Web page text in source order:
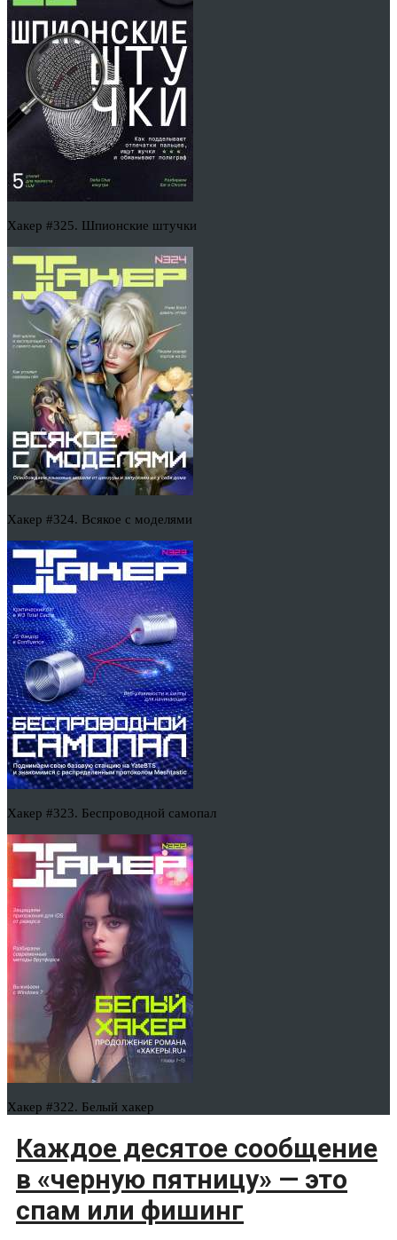
Хакер #325. Шпионские штучки
Хакер #324. Всякое с моделями
Хакер #323. Беспроводной самопал
Хакер #322. Белый хакер
Каждое десятое сообщение
в «черную пятницу» — это
спам или фишинг